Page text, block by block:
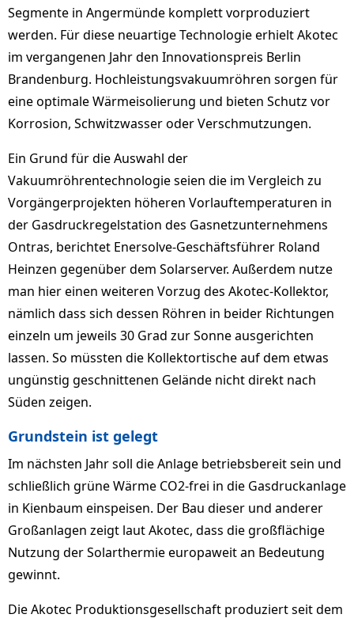
Segmente in Angermünde komplett vorproduziert
werden. Für diese neuartige Technologie erhielt Akotec
im vergangenen Jahr den Innovationspreis Berlin
Brandenburg. Hochleistungsvakuumröhren sorgen für
eine optimale Wärmeisolierung und bieten Schutz vor
Korrosion, Schwitzwasser oder Verschmutzungen.
Ein Grund für die Auswahl der
Vakuumröhrentechnologie seien die im Vergleich zu
Vorgängerprojekten höheren Vorlauftemperaturen in
der Gasdruckregelstation des Gasnetzunternehmens
Ontras, berichtet Enersolve-Geschäftsführer Roland
Heinzen gegenüber dem Solarserver. Außerdem nutze
man hier einen weiteren Vorzug des Akotec-Kollektor,
nämlich dass sich dessen Röhren in beider Richtungen
einzeln um jeweils 30 Grad zur Sonne ausgerichten
lassen. So müssten die Kollektortische auf dem etwas
ungünstig geschnittenen Gelände nicht direkt nach
Süden zeigen.
Grundstein ist gelegt
Im nächsten Jahr soll die Anlage betriebsbereit sein und
schließlich grüne Wärme CO2-frei in die Gasdruckanlage
in Kienbaum einspeisen. Der Bau dieser und anderer
Großanlagen zeigt laut Akotec, dass die großflächige
Nutzung der Solarthermie europaweit an Bedeutung
gewinnt.
Die Akotec Produktionsgesellschaft produziert seit dem